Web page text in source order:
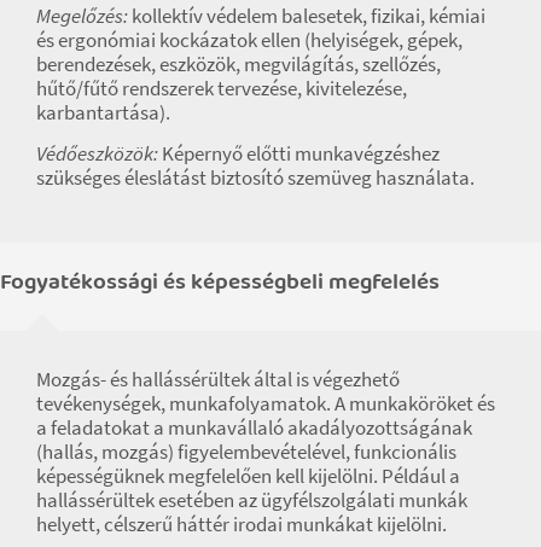
Megelőzés:kollektív védelem balesetek, fizikai, kémiai
és ergonómiai kockázatok ellen (helyiségek, gépek,
berendezések, eszközök, megvilágítás, szellőzés,
hűtő/fűtő rendszerek tervezése, kivitelezése,
karbantartása).
Védőeszközök:Képernyő előtti munkavégzéshez
szükséges éleslátást biztosító szemüveg használata.
Fogyatékossági és képességbeli megfelelés
Mozgás- és hallássérültek által is végezhető
tevékenységek, munkafolyamatok. A munkaköröket és
a feladatokat a munkavállaló akadályozottságának
(hallás, mozgás) figyelembevételével, funkcionális
képességüknek megfelelően kell kijelölni. Például a
hallássérültek esetében az ügyfélszolgálati munkák
helyett, célszerű háttér irodai munkákat kijelölni.